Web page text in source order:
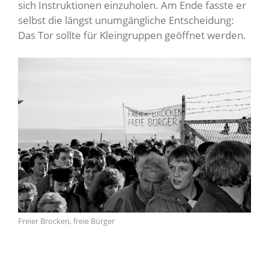
sich Instruktionen einzuholen. Am Ende fasste er
selbst die längst unumgängliche Entscheidung:
Das Tor sollte für Kleingruppen geöffnet werden.
Freier Brocken, freie Bürger